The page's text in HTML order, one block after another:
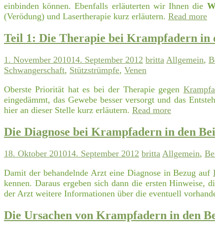
einbinden können. Ebenfalls erläuterten wir Ihnen die
(Verödung) und Lasertherapie kurz erläutern. Read more
Teil 1: Die Therapie bei Krampfadern in
1. November 201014. September 2012 britta Allgemein,
Schwangerschaft, Stützstrümpfe, Venen
Oberste Priorität hat es bei der Therapie gegen
eingedämmt, das Gewebe besser versorgt und das
hier an dieser Stelle kurz erläutern. Read more
Die Diagnose bei Krampfadern in den
18. Oktober 201014. September 2012 britta Allgemein,
Damit der behandelnde Arzt eine Diagnose in Bezug auf
kennen. Daraus ergeben sich dann die ersten Hinweise,
der Arzt weitere Informationen über die eventuell
Die Ursachen von Krampfadern in den